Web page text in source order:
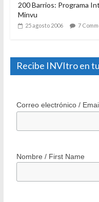
200 Barrios: Programa
Minvu
25 agosto 2006 7
Recibe INVItro en
Correo electrónico /
Nombre / First Name